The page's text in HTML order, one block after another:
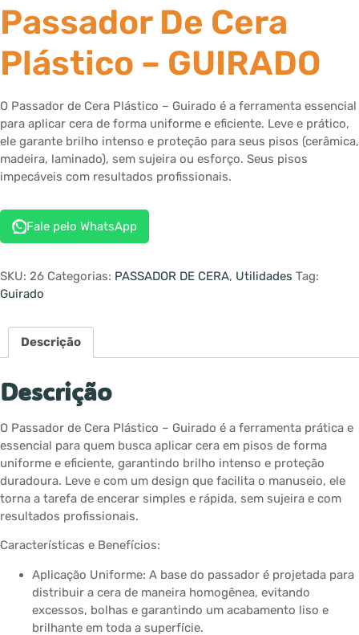
Passador De Cera
Plástico – GUIRADO
O Passador de Cera Plástico – Guirado é a ferramenta essencial
para aplicar cera de forma uniforme e eficiente. Leve e prático,
ele garante brilho intenso e proteção para seus pisos (cerâmica,
madeira, laminado), sem sujeira ou esforço. Seus pisos
impecáveis com resultados profissionais.
Fale pelo WhatsApp
SKU: 26 Categorias: PASSADOR DE CERA, Utilidades Tag:
Guirado
Descrição
Descrição
O Passador de Cera Plástico – Guirado é a ferramenta prática e
essencial para quem busca aplicar cera em pisos de forma
uniforme e eficiente, garantindo brilho intenso e proteção
duradoura. Leve e com um design que facilita o manuseio, ele
torna a tarefa de encerar simples e rápida, sem sujeira e com
resultados profissionais.
Características e Benefícios:
Aplicação Uniforme: A base do passador é projetada para
distribuir a cera de maneira homogênea, evitando
excessos, bolhas e garantindo um acabamento liso e
brilhante em toda a superfície.